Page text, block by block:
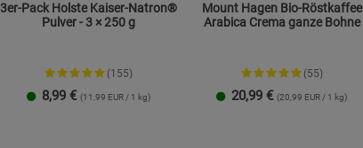
3er-Pack Holste Kaiser-Natron®
Pulver - 3 × 250 g
(155)
8,99 € (11,99 EUR / 1 kg)
Mount Hagen Bio-Röstkaffee
Arabica Crema ganze Bohne
(55)
20,99 € (20,99 EUR / 1 kg)